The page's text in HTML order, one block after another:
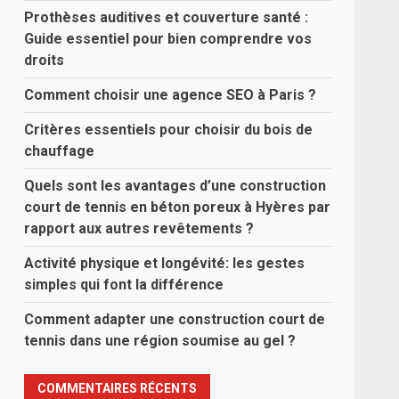
Prothèses auditives et couverture santé :
Guide essentiel pour bien comprendre vos
droits
Comment choisir une agence SEO à Paris ?
Critères essentiels pour choisir du bois de
chauffage
Quels sont les avantages d’une construction
court de tennis en béton poreux à Hyères par
rapport aux autres revêtements ?
Activité physique et longévité: les gestes
simples qui font la différence
Comment adapter une construction court de
tennis dans une région soumise au gel ?
COMMENTAIRES RÉCENTS